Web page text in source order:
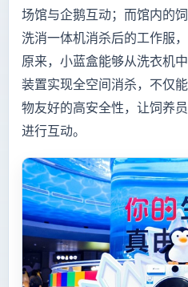
场馆与企鹅互动；而馆内的
洗消一体机消杀后的工作服
原来，小蓝盒能够从洗衣机
装置实现全空间消杀，不仅
物友好的高安全性，让饲养
进行互动。